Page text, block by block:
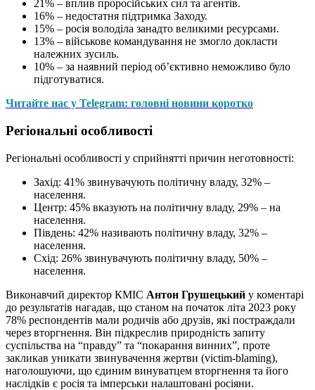
21% – вплив проросійських сил та агентів.
16% – недостатня підтримка Заходу.
15% – росія володіла занадто великими ресурсами.
13% – військове командування не змогло докласти
належних зусиль.
10% – за наявний період об’єктивно неможливо було
підготуватися.
Читайте нас у Telegram: головні новини коротко
Регіональні особливості
Регіональні особливості у сприйнятті причин неготовності:
Захід: 41% звинувачують політичну владу, 32% –
населення.
Центр: 45% вказують на політичну владу, 29% – на
населення.
Південь: 42% називають політичну владу, 32% –
населення.
Схід: 26% звинувачують політичну владу, 50% –
населення.
Виконавчий директор КМІС Антон Грушецький у коментарі
до результатів нагадав, що станом на початок літа 2023 року
78% респондентів мали родичів або друзів, які постраждали
через вторгнення. Він підкреслив природність запиту
суспільства на “правду” та “покарання винних”, проте
закликав уникати звинувачення жертви (victim-blaming),
наголошуючи, що єдиним винуватцем вторгнення та його
наслідків є росія та імперськи налаштовані росіяни.